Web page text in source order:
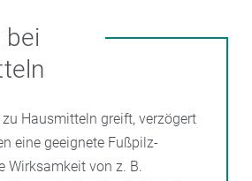
Hausmitteln greift, verzögert
eine geeignete Fußpilz-
Wirksamkeit von z. B.